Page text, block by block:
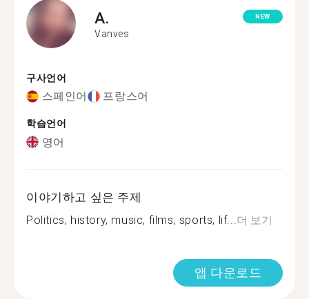
A.
Vanves
NEW
구사언어
스페인어 프랑스어
학습언어
영어
이야기하고 싶은 주제
Politics, history, music, films, sports, lif... 더 보기
앱 다운로드